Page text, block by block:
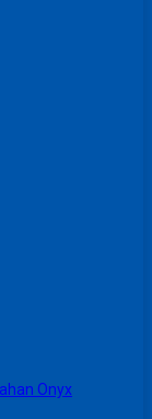
Onyx